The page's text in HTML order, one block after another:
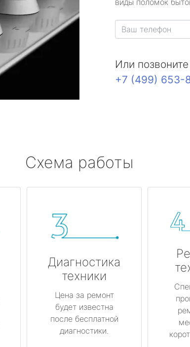
виды поломок
Или
+7 (499) 653-
Схема работы
Диагностика
техники
Цена за ремонт
будет известна
после бесплатной
диагностики.